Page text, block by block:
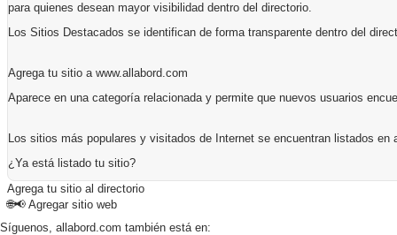
para quienes desean mayor visibilidad dentro del directorio.
Los Sitios Destacados se identifican de forma transparente dentro del
Agrega tu sitio a www.allabord.com
Aparece en una categoría relacionada y permite que nuevos usuarios
Los sitios más populares y visitados de Internet se encuentran listados en
¿Ya está listado tu sitio?
Agrega tu sitio al directorio
🌐📢 Agregar sitio web
Síguenos, allabord.com también está en: